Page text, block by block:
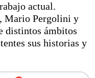
y finanzas
actual.
Mario Pergolini y
distintos ámbitos
sus historias y